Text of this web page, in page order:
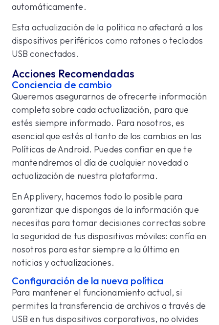
automáticamente.
Esta actualización de la política no afectará a los
dispositivos periféricos como ratones o teclados
USB conectados.
Acciones Recomendadas
Conciencia de cambio
Queremos asegurarnos de ofrecerte información
completa sobre cada actualización, para que
estés siempre informado. Para nosotros, es
esencial que estés al tanto de los cambios en las
Políticas de Android. Puedes confiar en que te
mantendremos al día de cualquier novedad o
actualización de nuestra plataforma.
En Applivery, hacemos todo lo posible para
garantizar que dispongas de la información que
necesitas para tomar decisiones correctas sobre
la seguridad de tus dispositivos móviles: confía en
nosotros para estar siempre a la última en
noticias y actualizaciones.
Configuración de la nueva política
Para mantener el funcionamiento actual, si
permites la transferencia de archivos a través de
USB en tus dispositivos corporativos, no olvides